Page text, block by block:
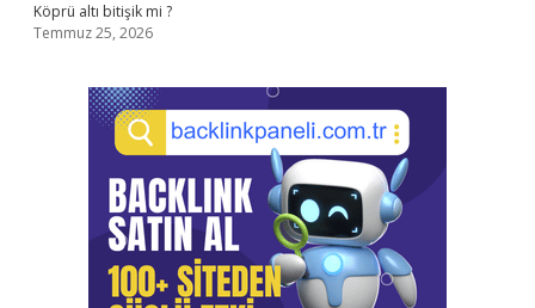
Köprü altı bitişik mi ?
Temmuz 25, 2026